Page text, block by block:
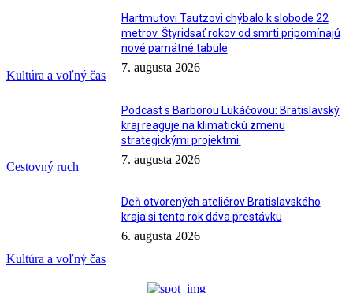
Kultúra a voľný čas
Hartmutovi Tautzovi chýbalo k slobode 22
metrov. Štyridsať rokov od smrti pripomínajú
nové pamätné tabule
7. augusta 2026
Cestovný ruch
Podcast s Barborou Lukáčovou: Bratislavský
kraj reaguje na klimatickú zmenu
strategickými projektmi.
7. augusta 2026
Kultúra a voľný čas
Deň otvorených ateliérov Bratislavského
kraja si tento rok dáva prestávku
6. augusta 2026